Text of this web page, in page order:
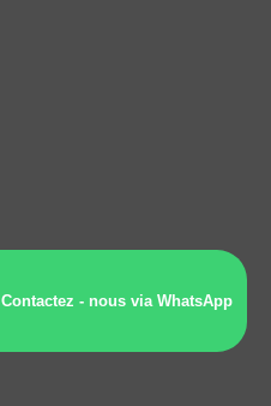
Contactez - nous via WhatsApp